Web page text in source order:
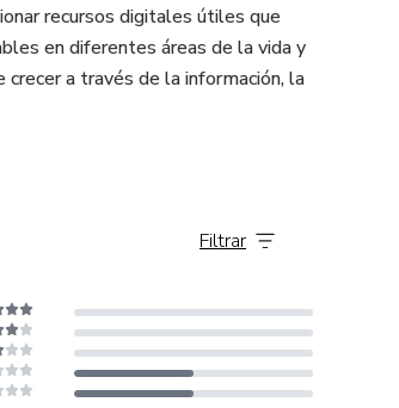
recursos digitales útiles que
en diferentes áreas de la vida y
a través de la información, la
Filtrar